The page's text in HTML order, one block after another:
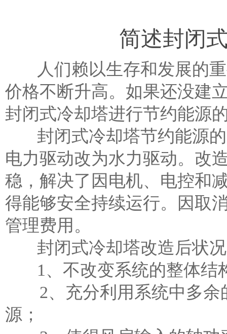
简述封闭
人们赖以生存和发展的重
价格不断升高。如果还没建
封闭式冷却塔进行节约能源
封闭式冷却塔节约能源
电力驱动改为水力驱动。改
稳，解决了因电机、电控和
得能够安全持续运行。因取
管理费用。
封闭式冷却塔改造后状
1、不改变系统的整体结
2、充分利用系统中多余
源；